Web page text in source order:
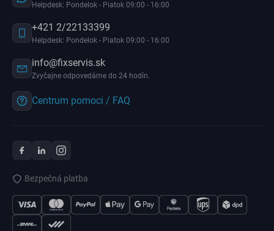
Helpdesk: Pondelok - Piatok 09:00 - 16:00
+421 2/22133399
Helpdesk: Pondelok - Piatok 09:00 - 16:00
info@fixservis.sk
Zvyčajne odpovedáme do 24 hodín.
Centrum pomoci / FAQ
Bezpečná platba